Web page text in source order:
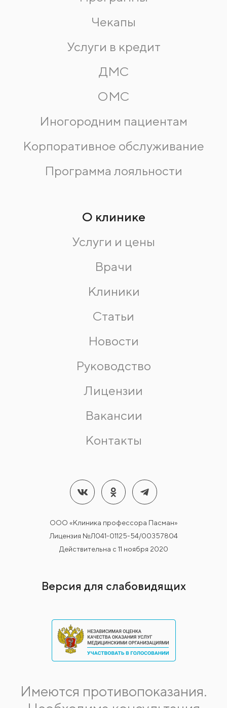
Чекапы
Услуги в кредит
ДМС
ОМС
Иногородним пациентам
Корпоративное обслуживание
Программа лояльности
О клинике
Услуги и цены
Врачи
Клиники
Статьи
Новости
Руководство
Лицензии
Вакансии
Контакты
ООО «Клиника профессора Пасман»
Лицензия №Л041-01125-54/00357804
Действительна с 11 ноября 2020
Версия для слабовидящих
Имеются противопоказания.